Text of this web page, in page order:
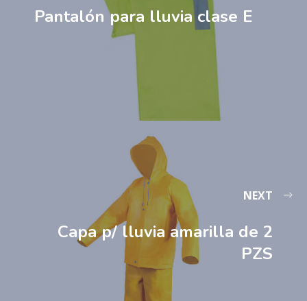
Pantalón para lluvia clase E
NEXT
Capa p/ lluvia amarilla de 2
PZS